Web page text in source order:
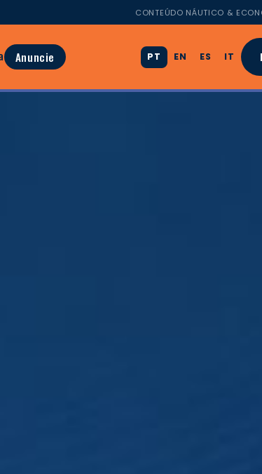
CONTEÚDO NÁUTICO &
Anuncie PT EN ES IT